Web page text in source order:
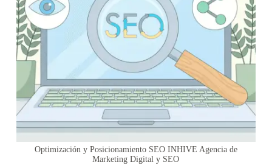
Optimización y Posicionamiento SEO INHIVE Agencia de
Marketing Digital y SEO